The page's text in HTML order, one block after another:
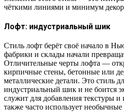
чёткими линиями и минимум
Лофт: индустриальный шик
Стиль лофт берёт своё начало в
фабрики и склады начали
Отличительные черты лофта —
кирпичные стены, бетонные или
металлические детали. Это стиль
индустриальный шик и не боится
служит для добавления текстуры и
также часто использует необычные